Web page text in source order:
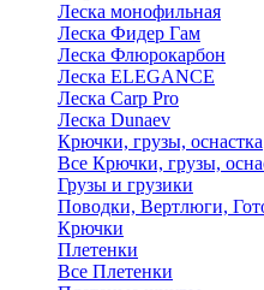
Леска монофильная
Леска Фидер Гам
Леска Флюрокарбон
Леска ELEGANCE
Леска Carp Pro
Леска Dunaev
Крючки, грузы, оснастка
Все Крючки, грузы,
Грузы и грузики
Поводки, Вертлюги,
Крючки
Плетенки
Все Плетенки